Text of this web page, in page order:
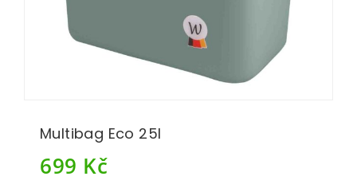
Multibag Eco 25l
699 Kč